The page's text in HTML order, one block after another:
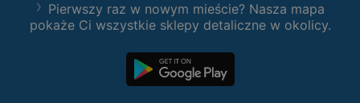
Pierwszy raz w nowym mieście? Nasza mapa
pokaże Ci wszystkie sklepy detaliczne w okolicy.